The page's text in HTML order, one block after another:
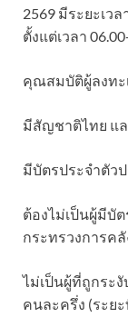
2569 มีระยะเวล
ตั้งแต่เวลา
คุณสมบัติผู้ลงทะ
มีสัญชาติไทย แ
มีบัตรประจำตัว
ต้องไม่เป็นผู้มีบั
กระทรวงการค
ไม่เป็นผู้ที่ถูกระ
คนละครึ่ง (ระย